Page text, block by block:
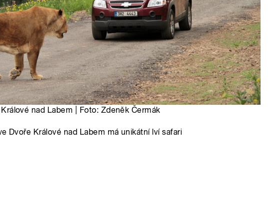
nad Labem | Foto: Zdeněk Čermák
Dvoře Králové nad Labem má unikátní lví safari